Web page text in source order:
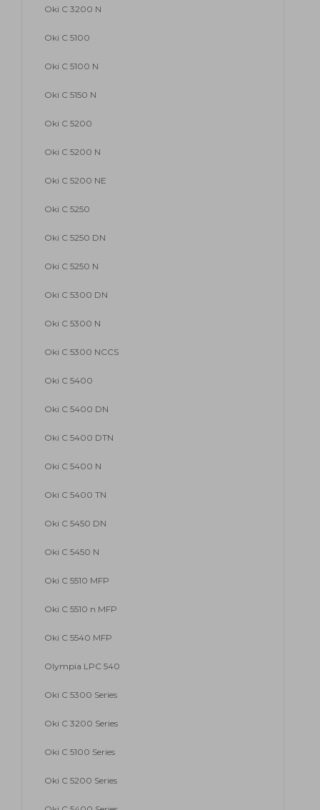
Oki C 3200 N
Oki C 5100
Oki C 5100 N
Oki C 5150 N
Oki C 5200
Oki C 5200 N
Oki C 5200 NE
Oki C 5250
Oki C 5250 DN
Oki C 5250 N
Oki C 5300 DN
Oki C 5300 N
Oki C 5300 NCCS
Oki C 5400
Oki C 5400 DN
Oki C 5400 DTN
Oki C 5400 N
Oki C 5400 TN
Oki C 5450 DN
Oki C 5450 N
Oki C 5510 MFP
Oki C 5510 n MFP
Oki C 5540 MFP
Olympia LPC 540
Oki C 5300 Series
Oki C 3200 Series
Oki C 5100 Series
Oki C 5200 Series